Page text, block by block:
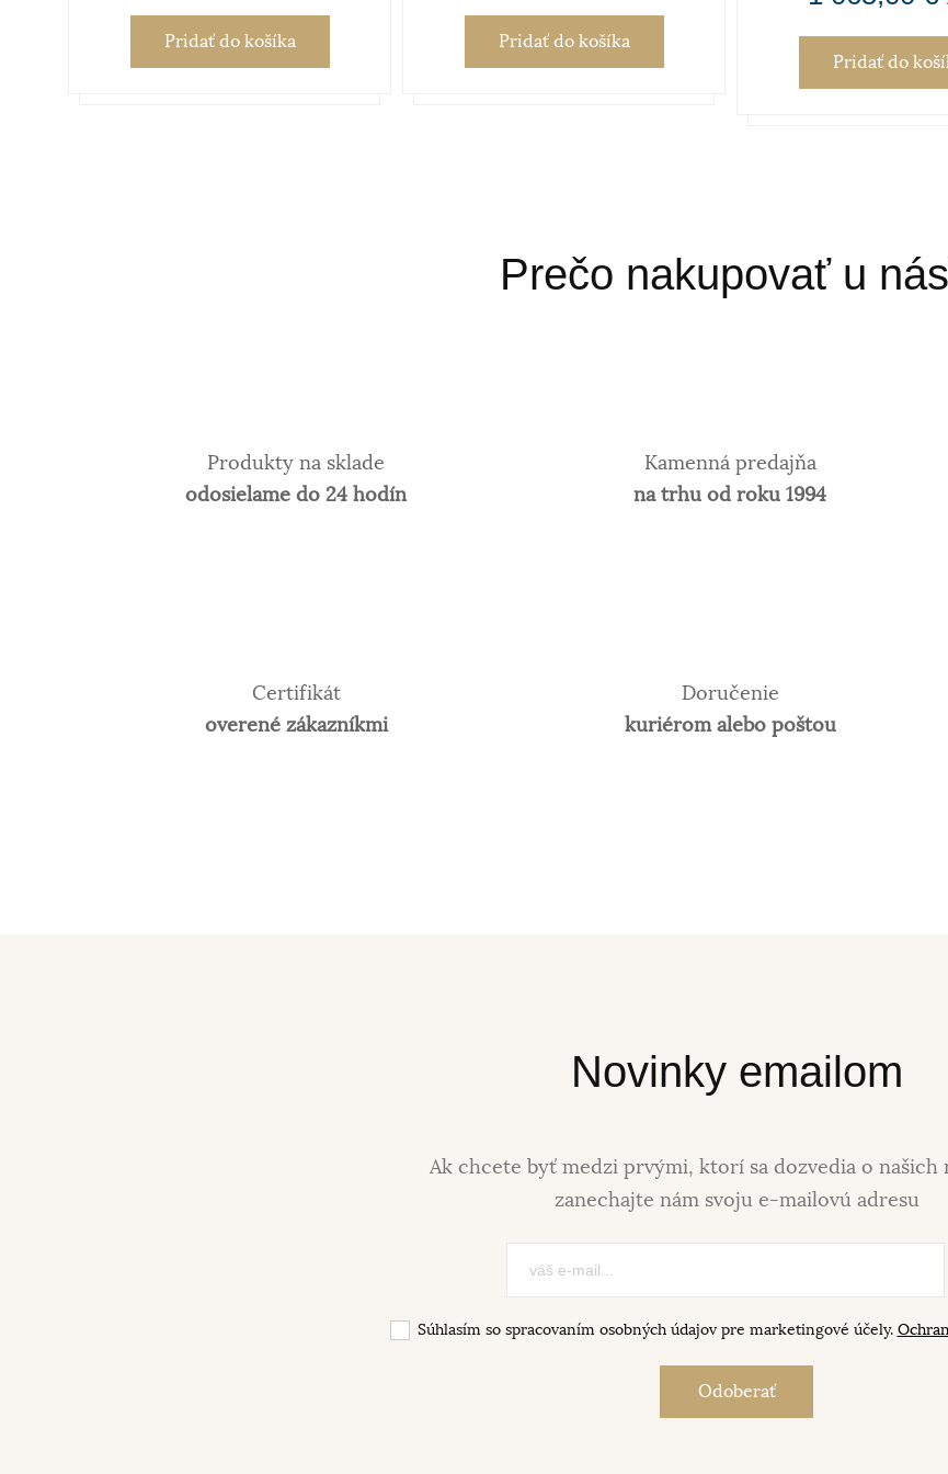
Pridaťdo košíka Pridaťdo košíka
Pridaťdo
Prečo nakupovať u
Produkty na sklade
odosielame do 24 hodín
Kamenná predajňa
na trhu od roku 1994
Certifikát
overené zákazníkmi
Doručenie
kuriérom alebo poštou
Novinky emailom
Ak chcete byť medzi prvými, ktorí sa dozvedia o našich
zanechajte nám svoju e-mailovú adresu
Súhlasím so spracovaním osobných údajov pre marketingové účely.